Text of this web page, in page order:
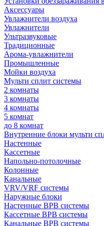
Аксессуары
Увлажнители воздуха
Увлажнители
Ультразвуковые
Традиционные
Арома-увлажнители
Промышленные
Мойки воздуха
Мульти сплит системы
2 комнаты
3 комнаты
4 комнаты
5 комнат
до 8 комнат
Внутренние блоки мульти
Настенные
Кассетные
Напольно-потолочные
Колонные
Канальные
VRV/VRF системы
Наружные блоки
Настенные ВРВ системы
Кассетные ВРВ системы
Канальные ВРВ системы